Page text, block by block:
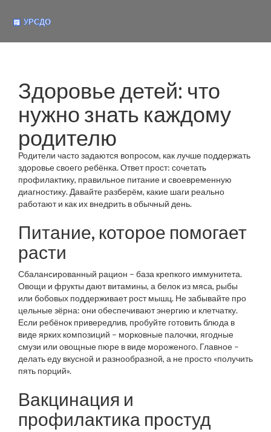
Здоровье детей: что
нужно знать каждому
родителю
Родители часто задаются вопросом, как лучше поддержать
здоровье своего ребёнка. Ответ прост: сочетать
профилактику, правильное питание и своевременную
диагностику. Давайте разберём, какие шаги реально
работают и как их внедрить в обычный день.
Питание, которое помогает
расти
Сбалансированный рацион – база крепкого иммунитета.
Овощи и фрукты дают витамины, а белок из мяса, рыбы
или бобовых поддерживает рост мышц. Не забывайте про
цельные зёрна: они обеспечивают энергию и клетчатку.
Если ребёнок привередлив, пробуйте готовить блюда в
виде ярких композиций – морковные палочки, ягодные
смузи или овощные пюре в виде мороженого. Главное –
делать еду вкусной и разнообразной, а не просто «получить
пять порций».
Вакцинация и
профилактика простуд